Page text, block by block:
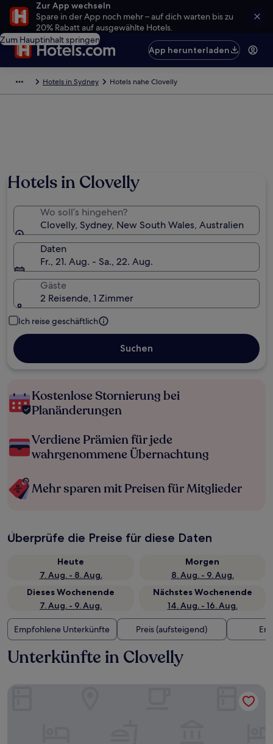
Zur App wechseln
Spare in der App noch mehr – auf dich warten bis zu
20% Rabatt auf ausgewählte Hotels.
Zum Hauptinhalt springen
App herunterladen
Hotels in Sydney Hotels nahe Clovelly
Hotels in Clovelly
Wo soll’s hingehen?
Clovelly, Sydney, New South Wales, Australien
Daten
Fr., 21. Aug. - Sa., 22. Aug.
Gäste
2 Reisende, 1 Zimmer
Ich reise geschäftlich
Suchen
Kostenlose Stornierung bei
Planänderungen
Verdiene Prämien für jede
wahrgenommene Übernachtung
Mehr sparen mit Preisen für Mitglieder
Überprüfe die Preise für diese Daten
Heute
7. Aug. - 8. Aug.
Morgen
8. Aug. - 9. Aug.
Dieses Wochenende
7. Aug. - 9. Aug.
Nächstes Wochenende
14. Aug. - 16. Aug.
Empfohlene Unterkünfte Preis (aufsteigend)
Unterkünfte in Clovelly